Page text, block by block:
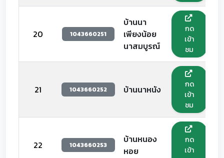
20 1043660251
บ้านนา
เพียงน้อย
นาสมบูรณ์
กด
เข้า
ชม
21 1043660252 บ้านนาหนัง
กด
เข้า
ชม
22 1043660253
บ้านหนอง
หอย
กด
เข้า